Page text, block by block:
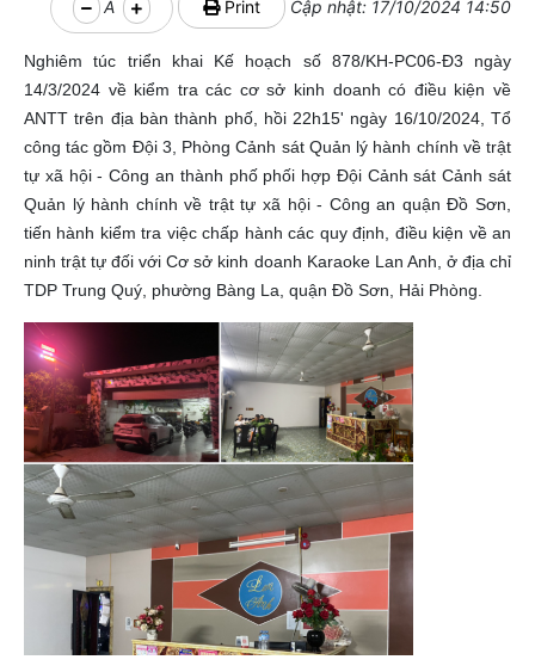
A Print Cập nhật: 17/10/2024 14:50
Nghiêm túc triển khai Kế hoạch số 878/KH-PC06-Đ3 ngày
14/3/2024 về kiểm tra các cơ sở kinh doanh có điều kiện về
ANTT trên địa bàn thành phố, hồi 22h15' ngày 16/10/2024, Tổ
công tác gồm Đội 3, Phòng Cảnh sát Quản lý hành chính về trật
tự xã hội - Công an thành phố phối hợp Đội Cảnh sát Cảnh sát
Quản lý hành chính về trật tự xã hội - Công an quận Đồ Sơn,
tiến hành kiểm tra việc chấp hành các quy định, điều kiện về an
ninh trật tự đối với Cơ sở kinh doanh Karaoke Lan Anh, ở địa chỉ
TDP Trung Quý, phường Bàng La, quận Đồ Sơn, Hải Phòng.